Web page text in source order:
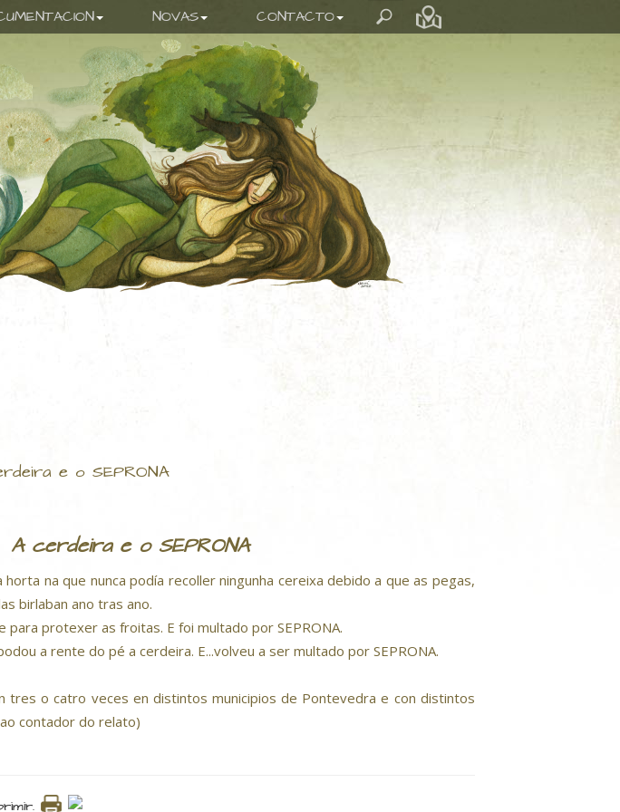
NOVAS CONTACTO
e o SEPRONA
A cerdeira e o SEPRONA
horta na que nunca podía recoller ningunha cereixa debido a que as pegas,
birlaban ano tras ano.
para protexer as froitas. E foi multado por SEPRONA.
a rente do pé a cerdeira. E...volveu a ser multado por SEPRONA.
tres o catro veces en distintos municipios de Pontevedra e con distintos
contador do relato)